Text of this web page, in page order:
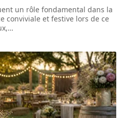
un rôle fondamental dans la
conviviale et festive lors de ce
…